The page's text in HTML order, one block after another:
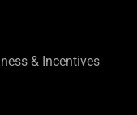
& Incentives